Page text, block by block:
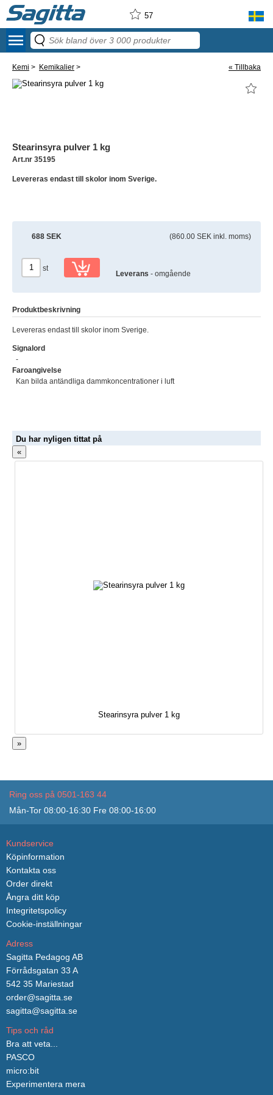
57
menu
Kemi > Kemikalier > « Tillbaka
Stearinsyra pulver 1 kg
Art.nr 35195
Levereras endast till skolor inom Sverige.
688 SEK (860.00 SEK inkl. moms)
st
Leverans - omgående
Produktbeskrivning
Levereras endast till skolor inom Sverige.
Signalord
-
Faroangivelse
Kan bilda antändliga dammkoncentrationer i luft
Du har nyligen tittat på
«
Stearinsyra pulver 1 kg
»
Ring oss på 0501-163 44
Mån-Tor 08:00-16:30 Fre 08:00-16:00
Kundservice
Köpinformation
Kontakta oss
Order direkt
Ångra ditt köp
Integritetspolicy
Cookie-inställningar
Adress
Sagitta Pedagog AB
Förrådsgatan 33 A
542 35 Mariestad
order@sagitta.se
sagitta@sagitta.se
Tips och råd
Bra att veta...
PASCO
micro:bit
Experimentera mera